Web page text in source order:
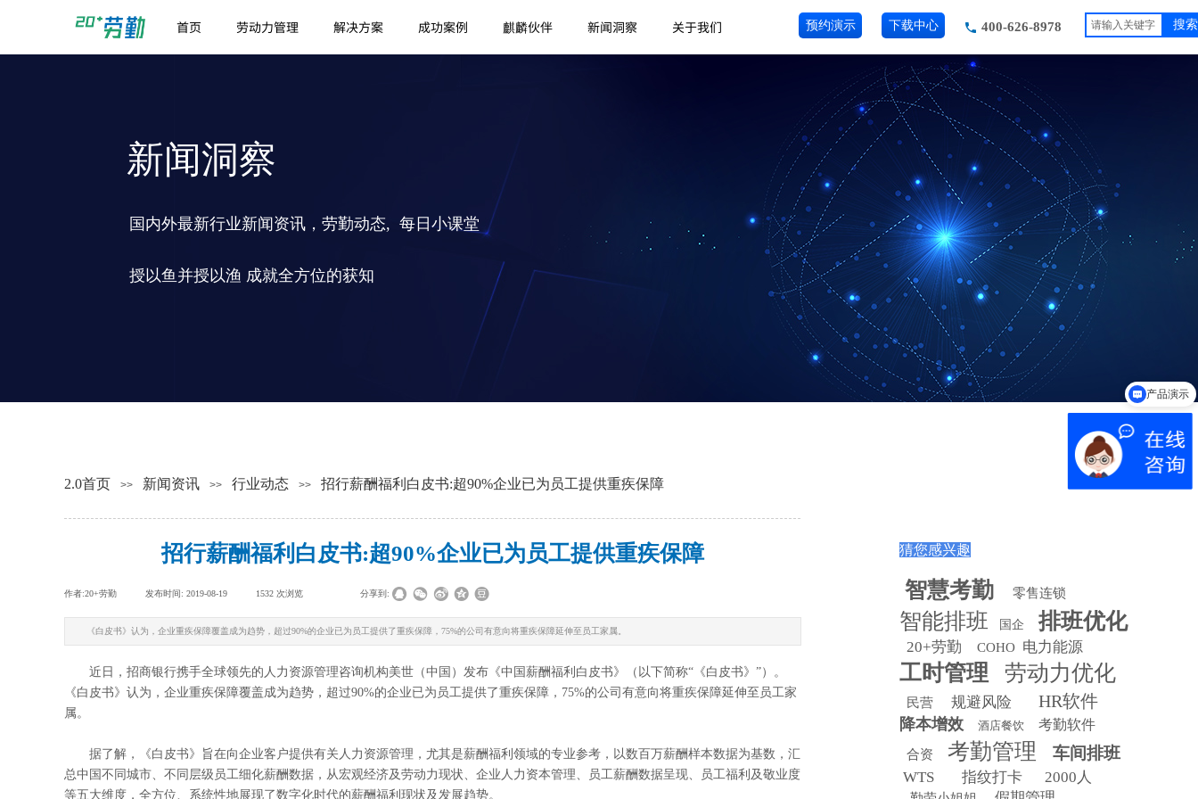
400-626-8978
预约演示 下载中心
首页 劳动力管理 解决方案 成功案例 麒麟伙伴 新闻洞察 关于我们 搜索
国内外最新行业新闻资讯，劳勤动态, 每日小课堂
授以鱼并授以渔 成就全方位的获知
新闻洞察
2.0首页 >> 新闻资讯 >> 行业动态 >> 招行薪酬福利白皮书:超90%企业已为员工提供重疾保障
招行薪酬福利白皮书:超90%企业已为员工提供重疾保障
作者:20+劳勤 发布时间: 2019-08-19 1532 次浏览 分享到:
《白皮书》认为，企业重疾保障覆盖成为趋势，超过90%的企业已为员工提供了重疾保障，75%的公司有意向将重疾保障延伸至员工家属。
近日，招商银行携手全球领先的人力资源管理咨询机构美世（中国）发布《中国薪酬福利白皮书》（以下简称“《白皮书》”）。
《白皮书》认为，企业重疾保障覆盖成为趋势，超过90%的企业已为员工提供了重疾保障，75%的公司有意向将重疾保障延伸至员工家
属。
据了解，《白皮书》旨在向企业客户提供有关人力资源管理，尤其是薪酬福利领域的专业参考，以数百万薪酬样本数据为基数，汇
总中国不同城市、不同层级员工细化薪酬数据，从宏观经济及劳动力现状、企业人力资本管理、员工薪酬数据呈现、员工福利及敬业度
等五大维度，全方位、系统性地展现了数字化时代的薪酬福利现状及发展趋势。
猜您感兴趣
智慧考勤 零售连锁
智能排班 国企 排班优化
20+劳勤 COHO 电力能源
工时管理 劳动力优化
民营 规避风险 HR软件
降本增效 酒店餐饮 考勤软件
合资 考勤管理 车间排班
WTS 指纹打卡 2000人
产品演示